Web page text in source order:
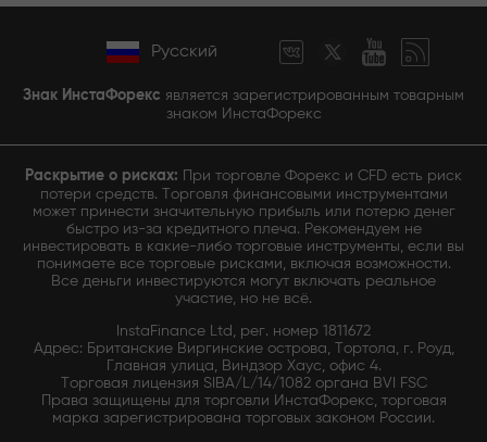
Русский
Знак ИнстаФорекс является зарегистрированным товарным
знаком ИнстаФорекс
Раскрытие о рисках: При торговле Форекс и CFD есть риск
потери средств. Торговля финансовыми инструментами
может принести значительную прибыль или потерю денег
быстро из-за кредитного плеча. Рекомендуем не
инвестировать в какие-либо торговые инструменты, если вы
понимаете все торговые рисками, включая возможности.
Все деньги инвестируются могут включать реальное
участие, но не всё.
InstaFinance Ltd, рег. номер 1811672
Адрес: Британские Виргинские острова, Тортола, г. Роуд,
Главная улица, Виндзор Хаус, офис 4.
Торговая лицензия SIBA/L/14/1082 органа BVI FSC
Права защищены для торговли ИнстаФорекс, торговая
марка зарегистрирована торговых законом России.